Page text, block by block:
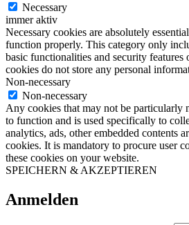
Necessary
immer aktiv
Necessary cookies are absolutely
function properly. This category only
basic functionalities and security features
cookies do not store any personal
Non-necessary
Non-necessary
Any cookies that may not be particularly
to function and is used specifically to
analytics, ads, other embedded contents
cookies. It is mandatory to procure user
these cookies on your website.
SPEICHERN & AKZEPTIEREN
Anmelden